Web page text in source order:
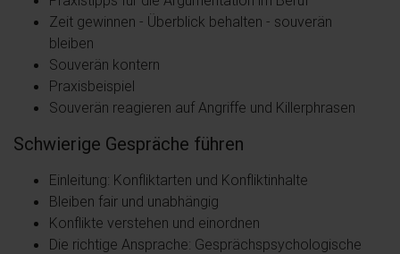
Zeit gewinnen - Überblick behalten - souverän
bleiben
Souverän kontern
Praxisbeispiel
Souverän reagieren auf Angriffe und Killerphrasen
Schwierige Gespräche führen
Einleitung: Konfliktarten und Konfliktinhalte
Bleiben fair und unabhängig
Konflikte verstehen und einordnen
Die richtige Ansprache: Gesprächspsychologische